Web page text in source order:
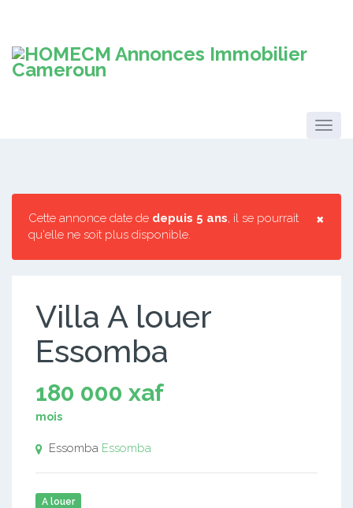
×
Cette annonce date de depuis 5 ans, il se pourrait
qu'elle ne soit plus disponible.
Villa A louer
Essomba
180 000 xaf
mois
Essomba Essomba
A louer